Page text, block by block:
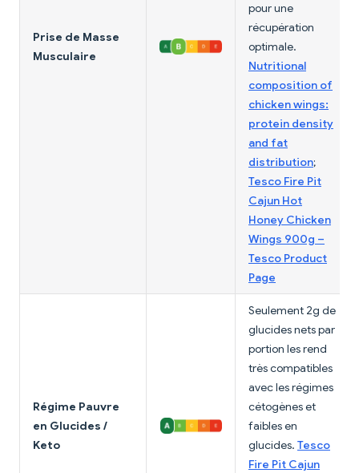
Prise de Masse
Musculaire
pour une
récupération
optimale.
Nutritional
composition of
chicken wings:
protein density
and fat
distribution;
Tesco Fire Pit
Cajun Hot
Honey Chicken
Wings 900g –
Tesco Product
Page
Régime Pauvre
en Glucides /
Keto
Seulement 2g de
glucides nets par
portion les rend
très compatibles
avec les régimes
cétogènes et
faibles en
glucides. Tesco
Fire Pit Cajun